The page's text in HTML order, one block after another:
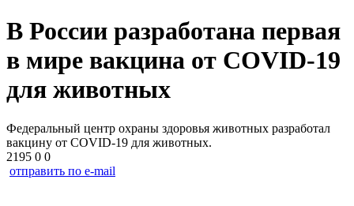
В России разработана первая
в мире вакцина от COVID-19
для животных
Федеральный центр охраны здоровья животных разработал
вакцину от COVID-19 для животных.
2195 0 0
отправить по e-mail